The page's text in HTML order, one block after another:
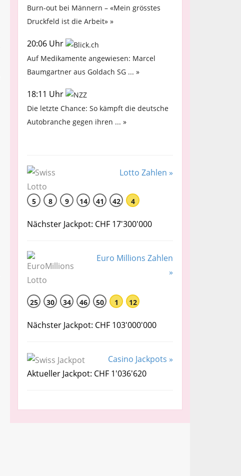
Burn-out bei Männern – «Mein grösstes
Druckfeld ist die Arbeit» »
20:06 Uhr
Auf Medikamente angewiesen: Marcel
Baumgartner aus Goldach SG ... »
18:11 Uhr
Die letzte Chance: So kämpft die deutsche
Autobranche gegen ihren ... »
Lotto Zahlen »
5 8 9 14 41 42 4
Nächster Jackpot: CHF 17'300'000
Euro Millions Zahlen
»
25 30 34 46 50 1 12
Nächster Jackpot: CHF 103'000'000
Casino Jackpots »
Aktueller Jackpot: CHF 1'036'620